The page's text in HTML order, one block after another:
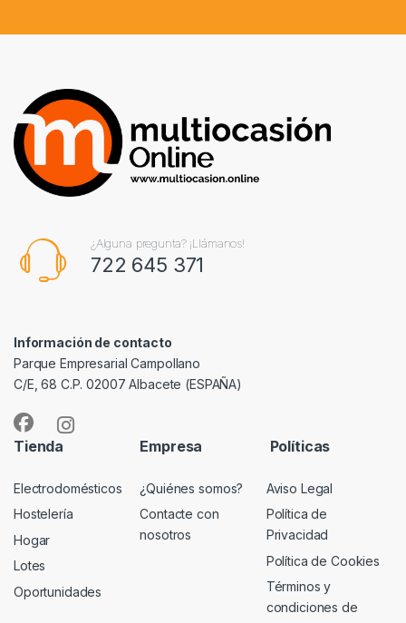
¿Alguna pregunta? ¡Llámanos!
722 645 371
Información de contacto
Parque Empresarial Campollano
C/E, 68 C.P. 02007 Albacete (ESPAÑA)
Tienda
Electrodomésticos
Hostelería
Hogar
Lotes
Oportunidades
Empresa
¿Quiénes somos?
Contacte con
nosotros
Políticas
Aviso Legal
Política de
Privacidad
Política de Cookies
Términos y
condiciones de